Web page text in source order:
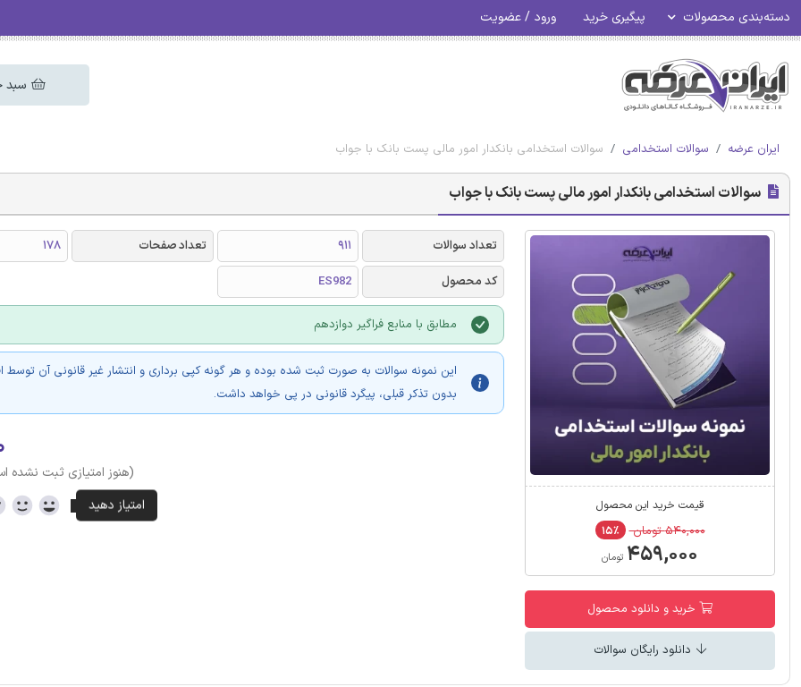
دسته‌بندی محصولات پیگیری خرید ورود / عضویت
سبد
ایران عرضه سوالات استخدامی سوالات استخدامی بانکدار امور مالی پست بانک با جواب
سوالات استخدامی بانکدار امور مالی پست بانک با جواب
قیمت خرید این محصول
۵۴۰,۰۰۰ تومان ۱۵٪
۴۵۹,۰۰۰ تومان
خرید و دانلود محصول
دانلود رایگان سوالات
تعداد سوالات 911 تعداد صفحات
178
کد محصول
ES982
مطابق با منابع فراگیر دوازدهم
این نمونه سوالات به صورت ثبت شده بوده و هر گونه کپی برداری و انتشار غیر قانونی آن توسط
بدون تذکر قبلی، پیگرد قانونی در پی خواهد داشت.
(هنوز امتیازی ثبت نشده